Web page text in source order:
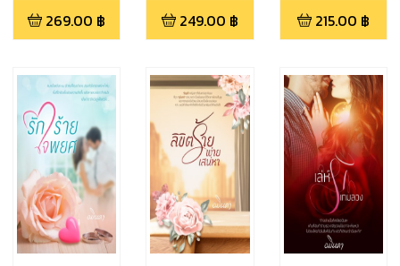
269.00 ฿ 249.00 ฿ 215.00 ฿